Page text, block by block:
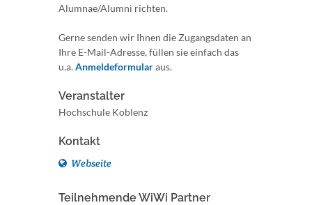
Alumnae/Alumni richten.
Gerne senden wir Ihnen die Zugangsdaten an
Ihre E-Mail-Adresse, füllen sie einfach das
u.a.Anmeldeformularaus.
Veranstalter
Hochschule Koblenz
Kontakt
Webseite
Teilnehmende WiWi Partner